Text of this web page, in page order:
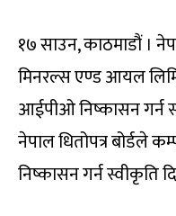
१७ साउन, काठमाडौं ।
मिनरल्स एण्ड आयल
आईपीओ निष्कासन गर्न
नेपाल धितोपत्र बोर्डले
निष्कासन गर्न स्वीकृति